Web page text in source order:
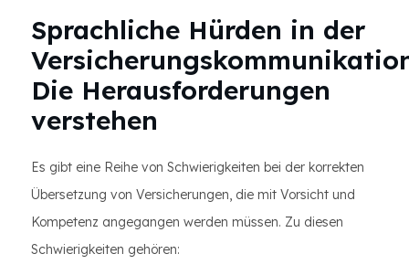
Sprachliche Hürden in der
Die Herausforderungen
verstehen
Es gibt eine Reihe von Schwierigkeiten bei der korrekten
Übersetzung von Versicherungen, die mit Vorsicht und
Kompetenz angegangen werden müssen. Zu diesen
Schwierigkeiten gehören: